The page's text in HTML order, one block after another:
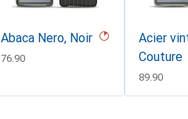
Abaca Nero, Noir
CHF
76.90
Acier
Couture
CHF
89.90